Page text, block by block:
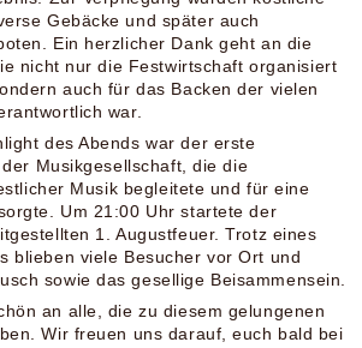
Gebäcke und später auch
Ein herzlicher Dank geht an die
nicht nur die Festwirtschaft organisiert
auch für das Backen der vielen
war.
des Abends war der erste
Musikgesellschaft, die die
Musik begleitete und für eine
Um 21:00 Uhr startete der
1. Augustfeuer. Trotz eines
blieben viele Besucher vor Ort und
sowie das gesellige Beisammensein.
an alle, die zu diesem gelungenen
Wir freuen uns darauf, euch bald bei